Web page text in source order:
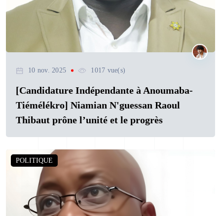
10 nov. 2025 1017 vue(s)
[Candidature Indépendante à Anoumaba-
Tiémélékro] Niamian N'guessan Raoul
Thibaut prône l’unité et le progrès
POLITIQUE